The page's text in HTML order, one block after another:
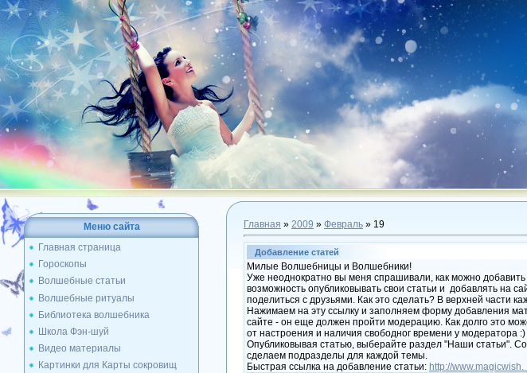
Меню сайта
Главная страница
Гороскопы
Волшебные статьи
Волшебные ритуалы
Библиотека волшебника
Школа Фэн-шуй
Видео материалы
Картинки для Карты сокровищ
Главная » 2009 » Февраль » 19
Добавление статей
Милые Волшебницы и Волшебники!
Уже неоднократно вы меня спрашивали, как можно
возможность опубликовывать свои статьи и добавлять на
поделиться с друзьями. Как это сделать? В верхней части
Нажимаем на эту ссылку и заполняем форму добавления
сайте - он еще должен пройти модерацию. Как долго это
от настроения и наличия свободног времени у модератора :)
Опубликовывая статью, выберайте раздел "Наши статьи".
сделаем подразделы для каждой темы.
Быстрая ссылка на добавление статьи: http://www.magicwish.